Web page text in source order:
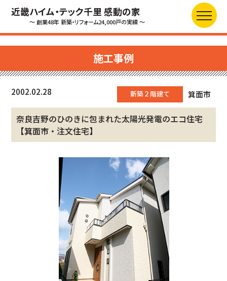
近畿ハイム・テック千里 感動の家
～ 創業48年 新築・リフォーム24,000戸の実績 ～
施工事例
2002.02.28 新築２階建て 箕面市
奈良吉野のひのきに包まれた太陽光発電のエコ住宅
【箕面市・注文住宅】